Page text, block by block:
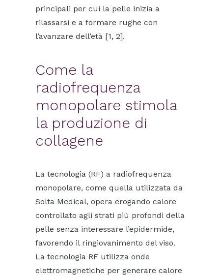
principali per cui la pelle inizia a
rilassarsi e a formare rughe con
l’avanzare dell’età [1, 2].
Come la
radiofrequenza
monopolare stimola
la produzione di
collagene
La tecnologia (RF) a radiofrequenza
monopolare, come quella utilizzata da
Solta Medical, opera erogando calore
controllato agli strati più profondi della
pelle senza interessare l’epidermide,
favorendo il ringiovanimento del viso.
La tecnologia RF utilizza onde
elettromagnetiche per generare calore